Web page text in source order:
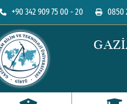
+90 342 909 75 00 - 20 0850